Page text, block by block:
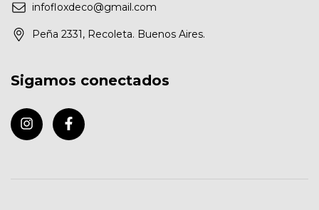
infofloxdeco@gmail.com
Peña 2331, Recoleta. Buenos Aires.
Sigamos conectados